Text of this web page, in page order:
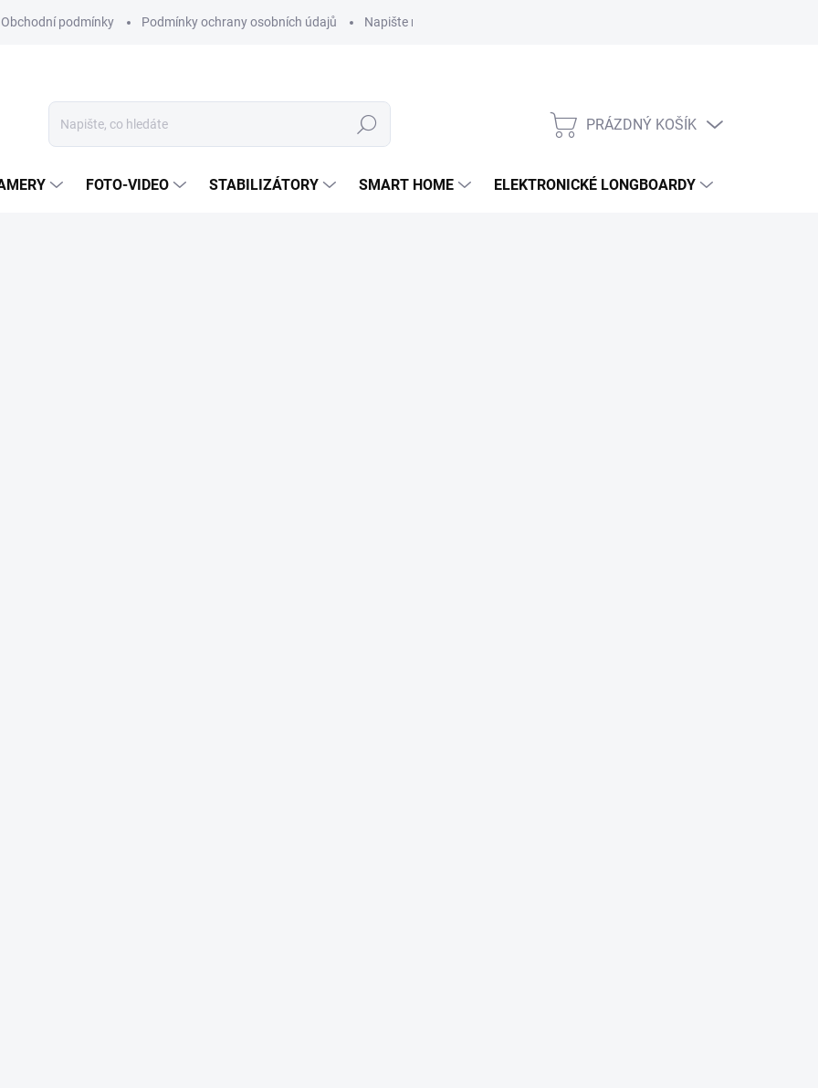
Obchodní podmínky Podmínky ochrany osobních údajů Napište nám
Hledat
NÁKUPNÍ
PRÁZDNÝ KOŠÍK
FOTO-VIDEO STABILIZÁTORY SMART HOME ELEKTRONICKÉ LONGBOARDY